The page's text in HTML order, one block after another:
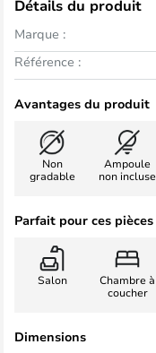
Détails du produit
Marque :
Référence :
Avantages du produit
Non
gradable
Ampoule
non incluse
Parfait pour ces pièces
Salon
Chambre à
coucher
Dimensions